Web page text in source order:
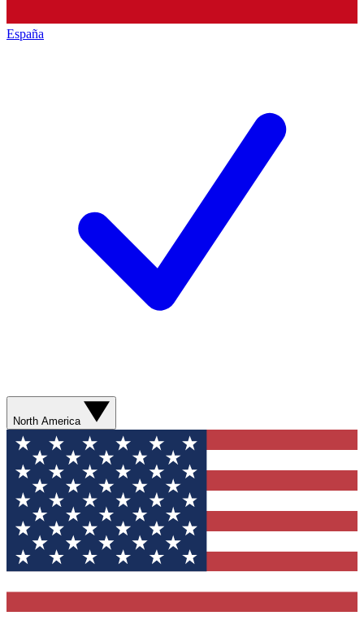
España
North America